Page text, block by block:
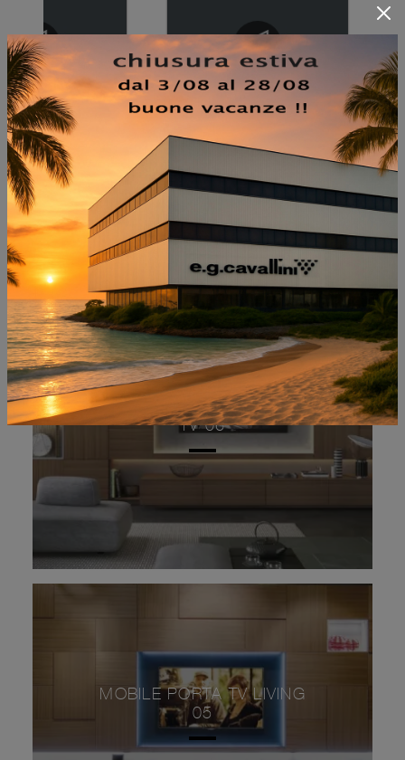
NON PERDERTI ANCHE:
MOBILE TV AUTOPORTANTE
TV 06
MOBILE PORTA TV LIVING
05